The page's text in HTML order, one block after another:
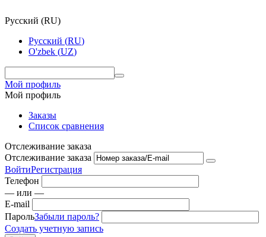
Русский (RU)
Русский (RU)
O'zbek (UZ)
Мой профиль
Мой профиль
Заказы
Список сравнения
Отслеживание заказа
Отслеживание заказа
ВойтиРегистрация
Телефон
— или —
E-mail
ПарольЗабыли пароль?
Создать учетную запись